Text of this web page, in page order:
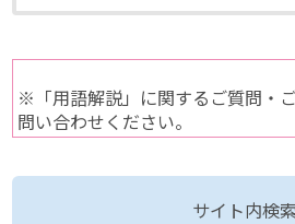
※「用語解説」に関するご質問・
問い合わせください。
サイト内検索